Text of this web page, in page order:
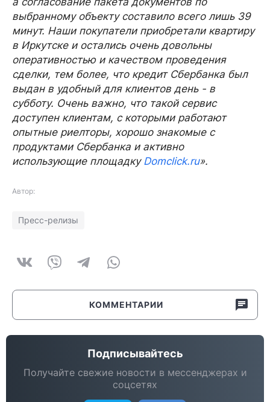
выбранному объекту составило всего лишь 39
минут. Наши покупатели приобретали квартиру
в Иркутске и остались очень довольны
оперативностью и качеством проведения
сделки, тем более, что кредит Сбербанка был
выдан в удобный для клиентов день - в
субботу. Очень важно, что такой сервис
доступен клиентам, с которыми работают
опытные риелторы, хорошо знакомые с
продуктами Сбербанка и активно
использующие площадку Domclick.ru».
Автор:
Пресс-релизы
КОММЕНТАРИИ
Подписывайтесь
Получайте свежие новости в мессенджерах и
соцсетях